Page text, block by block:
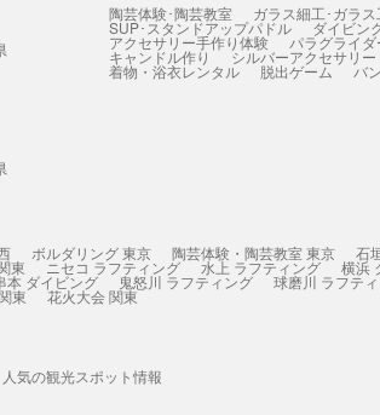
陶芸体験･陶芸教室 ガラス細工･ガラ
SUP･スタンドアップパドル ダイビン
アクセサリー手作り体験 パラグライダ
キャンドル作り シルバーアクセサリ
着物・浴衣レンタル 脱出ゲーム バ
ボルダリング 東京 陶芸体験・陶芸教室 東京 石
東 ニセコ ラフティング 水上 ラフティング 横浜
本 ダイビング 鬼怒川 ラフティング 球磨川 ラフテ
東 花火大会 関東
人気の観光スポット情報